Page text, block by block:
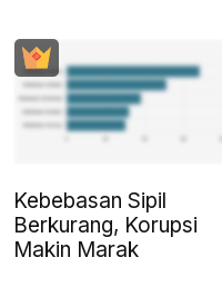
Kebebasan Sipil
Berkurang, Korupsi
Makin Marak